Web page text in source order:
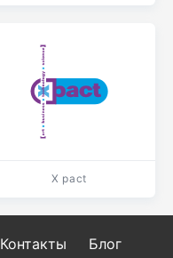
X pact
Контакты
Блог